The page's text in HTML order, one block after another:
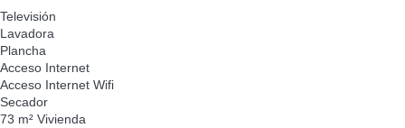
Televisión
Lavadora
Plancha
Acceso Internet
Acceso Internet Wifi
Secador
73 m² Vivienda